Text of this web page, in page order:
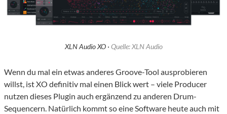
XLN Audio XO · Quelle: XLN Audio
Wenn du mal ein etwas anderes Groove-Tool ausprobieren
willst, ist XO definitiv mal einen Blick wert – viele Producer
nutzen dieses Plugin auch ergänzend zu anderen Drum-
Sequencern. Natürlich kommt so eine Software heute auch mit